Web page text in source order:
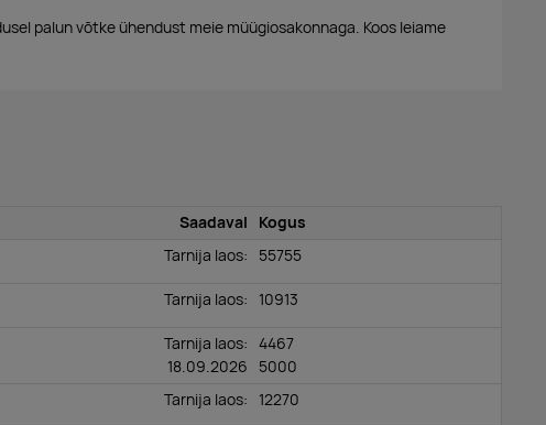
palun võtke ühendust meie müügiosakonnaga. Koos leiame
Saadaval
Kogus
Tarnija laos: 55755
Tarnija laos: 10913
Tarnija laos:
18.09.2026
4467
5000
Tarnija laos: 12270